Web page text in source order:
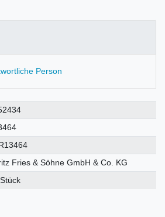
Person
Fries & Söhne GmbH & Co. KG